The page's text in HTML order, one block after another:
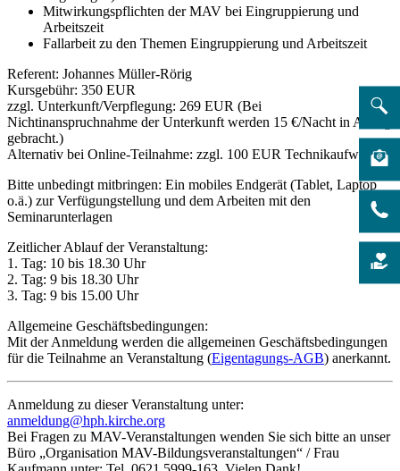
Mitwirkungspflichten der MAV bei Eingruppierung und
Arbeitszeit
Fallarbeit zu den Themen Eingruppierung und Arbeitszeit
Referent: Johannes Müller-Rörig
Kursgebühr: 350 EUR
zzgl. Unterkunft/Verpflegung: 269 EUR (Bei
Nichtinanspruchnahme der Unterkunft werden 15 €/Nacht in Abzug
gebracht.)
Alternativ bei Online-Teilnahme: zzgl. 100 EUR Technikaufwand
Bitte unbedingt mitbringen: Ein mobiles Endgerät (Tablet, Laptop
o.ä.) zur Verfügungstellung und dem Arbeiten mit den
Seminarunterlagen
Zeitlicher Ablauf der Veranstaltung:
1. Tag: 10 bis 18.30 Uhr
2. Tag: 9 bis 18.30 Uhr
3. Tag: 9 bis 15.00 Uhr
Allgemeine Geschäftsbedingungen:
Mit der Anmeldung werden die allgemeinen Geschäftsbedingungen
für die Teilnahme an Veranstaltung (Eigentagungs-AGB) anerkannt.
Anmeldung zu dieser Veranstaltung unter:
anmeldung@hph.kirche.org
Bei Fragen zu MAV-Veranstaltungen wenden Sie sich bitte an unser
Büro „Organisation MAV-Bildungsveranstaltungen“ / Frau